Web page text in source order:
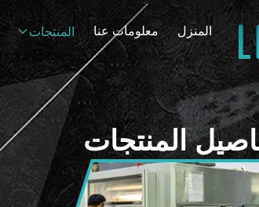
المنزل معلومات عنا المنتجات
المنتجات